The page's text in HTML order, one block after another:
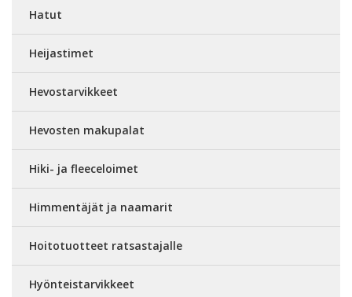
Hatut
Heijastimet
Hevostarvikkeet
Hevosten makupalat
Hiki- ja fleeceloimet
Himmentäjät ja naamarit
Hoitotuotteet ratsastajalle
Hyönteistarvikkeet